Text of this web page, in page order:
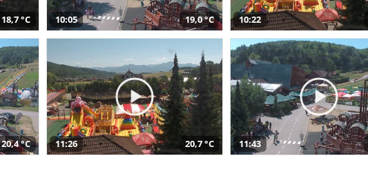
18,7 °C 10:05 19,0 °C 10:22
20,4 °C 11:26 20,7 °C 11:43